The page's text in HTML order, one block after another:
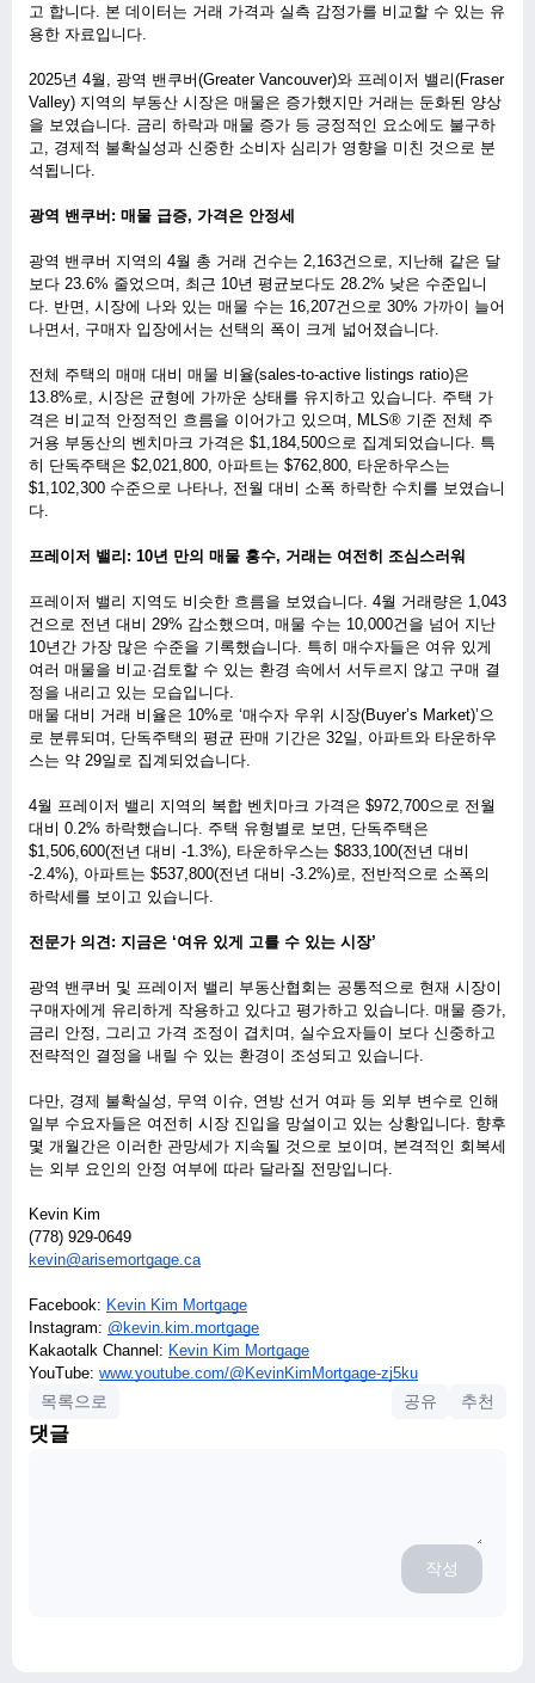
고 합니다. 본 데이터는 거래 가격과 실측 감정가를 비교할 수 있는 유
용한 자료입니다.
2025년 4월, 광역 밴쿠버(Greater Vancouver)와 프레이저 밸리(Fraser
Valley) 지역의 부동산 시장은 매물은 증가했지만 거래는 둔화된 양상
을 보였습니다. 금리 하락과 매물 증가 등 긍정적인 요소에도 불구하
고, 경제적 불확실성과 신중한 소비자 심리가 영향을 미친 것으로 분
석됩니다.
광역 밴쿠버: 매물 급증, 가격은 안정세
광역 밴쿠버 지역의 4월 총 거래 건수는 2,163건으로, 지난해 같은 달
보다 23.6% 줄었으며, 최근 10년 평균보다도 28.2% 낮은 수준입니
다. 반면, 시장에 나와 있는 매물 수는 16,207건으로 30% 가까이 늘어
나면서, 구매자 입장에서는 선택의 폭이 크게 넓어졌습니다.
전체 주택의 매매 대비 매물 비율(sales-to-active listings ratio)은
13.8%로, 시장은 균형에 가까운 상태를 유지하고 있습니다. 주택 가
격은 비교적 안정적인 흐름을 이어가고 있으며, MLS® 기준 전체 주
거용 부동산의 벤치마크 가격은 $1,184,500으로 집계되었습니다. 특
히 단독주택은 $2,021,800, 아파트는 $762,800, 타운하우스는
$1,102,300 수준으로 나타나, 전월 대비 소폭 하락한 수치를 보였습니
다.
프레이저 밸리: 10년 만의 매물 홍수, 거래는 여전히 조심스러워
프레이저 밸리 지역도 비슷한 흐름을 보였습니다. 4월 거래량은 1,043
건으로 전년 대비 29% 감소했으며, 매물 수는 10,000건을 넘어 지난
10년간 가장 많은 수준을 기록했습니다. 특히 매수자들은 여유 있게
여러 매물을 비교·검토할 수 있는 환경 속에서 서두르지 않고 구매 결
정을 내리고 있는 모습입니다.
매물 대비 거래 비율은 10%로 ‘매수자 우위 시장(Buyer’s Market)’으
로 분류되며, 단독주택의 평균 판매 기간은 32일, 아파트와 타운하우
스는 약 29일로 집계되었습니다.
4월 프레이저 밸리 지역의 복합 벤치마크 가격은 $972,700으로 전월
대비 0.2% 하락했습니다. 주택 유형별로 보면, 단독주택은
$1,506,600(전년 대비 -1.3%), 타운하우스는 $833,100(전년 대비
-2.4%), 아파트는 $537,800(전년 대비 -3.2%)로, 전반적으로 소폭의
하락세를 보이고 있습니다.
전문가 의견: 지금은 ‘여유 있게 고를 수 있는 시장’
광역 밴쿠버 및 프레이저 밸리 부동산협회는 공통적으로 현재 시장이
구매자에게 유리하게 작용하고 있다고 평가하고 있습니다. 매물 증가,
금리 안정, 그리고 가격 조정이 겹치며, 실수요자들이 보다 신중하고
전략적인 결정을 내릴 수 있는 환경이 조성되고 있습니다.
다만, 경제 불확실성, 무역 이슈, 연방 선거 여파 등 외부 변수로 인해
일부 수요자들은 여전히 시장 진입을 망설이고 있는 상황입니다. 향후
몇 개월간은 이러한 관망세가 지속될 것으로 보이며, 본격적인 회복세
는 외부 요인의 안정 여부에 따라 달라질 전망입니다.
Kevin Kim
(778) 929-0649
kevin@arisemortgage.ca
Facebook: Kevin Kim Mortgage
Instagram: @kevin.kim.mortgage
Kakaotalk Channel: Kevin Kim Mortgage
YouTube: www.youtube.com/@KevinKimMortgage-zj5ku
목록으로 공유 추천
댓글
작성